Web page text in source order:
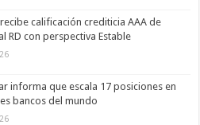
calificación crediticia AAA de
RD con perspectiva Estable
informa que escala 17 posiciones en
bancos del mundo